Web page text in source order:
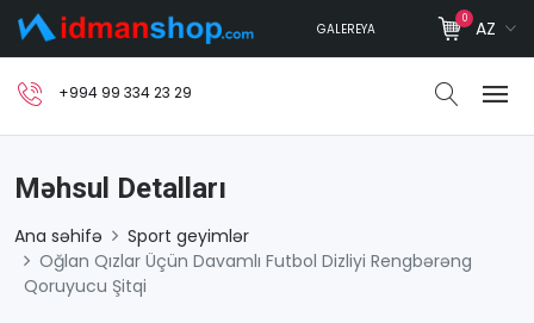
GALEREYA
0 AZ
+994 99 334 23 29
Məhsul Detalları
Ana səhifə
Sport geyimlər
Oğlan Qızlar Üçün Davamlı Futbol Dizliyi Rengbərəng
Qoruyucu Şitqi